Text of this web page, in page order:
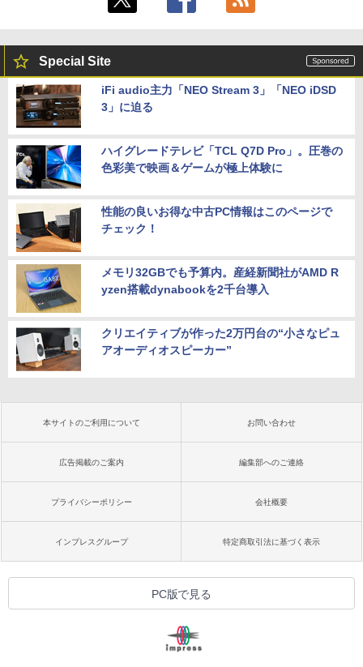
Special Site
iFi audio主力「NEO Stream 3」「NEO iDSD
3」に迫る
ハイグレードテレビ「TCL Q7D Pro」。圧巻の
色彩美で映画＆ゲームが極上体験に
性能の良いお得な中古PC情報はこのページで
チェック！
メモリ32GBでも予算内。産経新聞社がAMD R
yzen搭載dynabookを2千台導入
クリエイティブが作った2万円台の“小さなピュ
アオーディオスピーカー”
本サイトのご利用について お問い合わせ
広告掲載のご案内 編集部へのご連絡
プライバシーポリシー 会社概要
インプレスグループ 特定商取引法に基づく表示
PC版で見る